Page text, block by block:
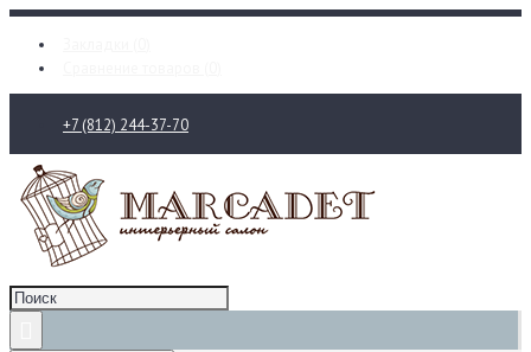
+7 (812) 244-37-70